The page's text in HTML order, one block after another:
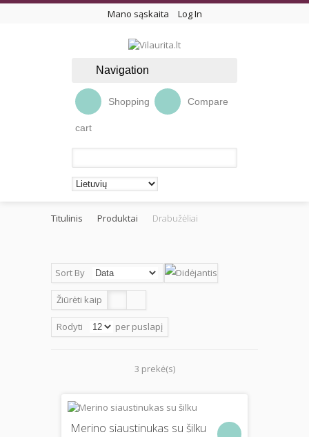
Mano sąskaita Log In
Navigation
Shopping
cart
Compare
Titulinis Produktai Drabužėliai
Sort By
Žiūrėti kaip
Rodyti per puslapį
3 prekė(s)
Merino siaustinukas su šilku